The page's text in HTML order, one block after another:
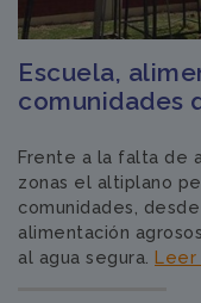
Escuela,
comunidades
Frente a la falta de
zonas el altiplano
comunidades,
alimentación
al agua segura. Leer